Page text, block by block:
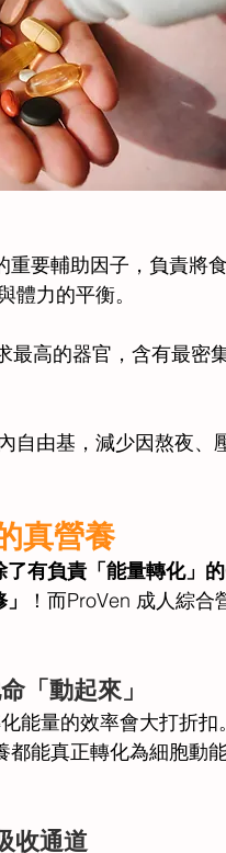
重要輔助因子，負責將
體力的平衡。
最高的器官，含有最密
自由基，減少因熬夜
真營養
了有負責「能量轉化」
！而ProVen 成人綜
「動起來」
能量的效率會大打折
能真正轉化為細胞動
收通道